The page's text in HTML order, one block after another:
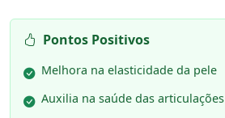
Pontos Positivos
Melhora na elasticidade da pele
Auxilia na saúde das articulações